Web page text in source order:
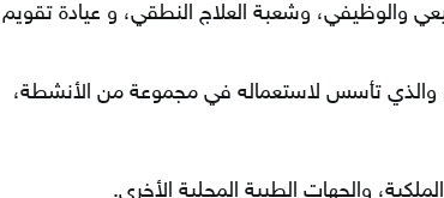
والوظيفي، وشعبة العلاج النطقي، و عيادة تقويم
والذي تأسس لاستعماله في مجموعة من الأنشطة،
والجهات الطبية المحلية الأخرى.